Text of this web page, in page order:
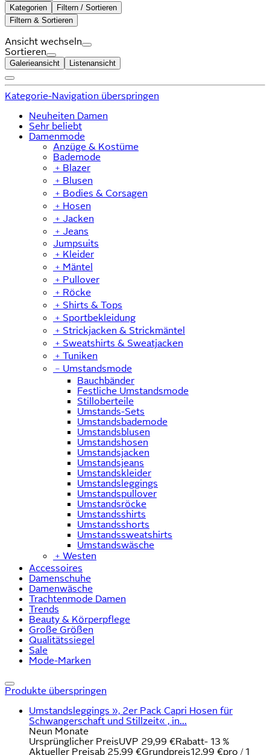
Kategorien
Filtern / Sortieren
Filtern & Sortieren
Ansicht wechseln
Sortieren
Galerieansicht Listenansicht
Kategorie-Navigation überspringen
Neuheiten Damen
Sehr beliebt
Damenmode
Anzüge & Kostüme
Bademode
﹢ Blazer
﹢ Blusen
﹢ Bodies & Corsagen
﹢ Hosen
﹢ Jacken
﹢ Jeans
Jumpsuits
﹢ Kleider
﹢ Mäntel
﹢ Pullover
﹢ Röcke
﹢ Shirts & Tops
﹢ Sportbekleidung
﹢ Strickjacken & Strickmäntel
﹢ Sweatshirts & Sweatjacken
﹢ Tuniken
﹣ Umstandsmode
Bauchbänder
Festliche Umstandsmode
Stilloberteile
Umstands-Sets
Umstandsbademode
Umstandsblusen
Umstandshosen
Umstandsjacken
Umstandsjeans
Umstandskleider
Umstandsleggings
Umstandspullover
Umstandsröcke
Umstandsshirts
Umstandsshorts
Umstandssweatshirts
Umstandswäsche
﹢ Westen
Accessoires
Damenschuhe
Damenwäsche
Trachtenmode Damen
Trends
Beauty & Körperpflege
Große Größen
Qualitätssiegel
Sale
Mode-Marken
Produkte überspringen
Umstandsleggings », 2er Pack Capri Hosen für
Schwangerschaft und Stillzeit« , in...
Neun Monate
Ursprünglicher PreisUVP 29,99 €Rabatt- 13 %
Aktueller Preisab 25,99 €Grundpreis12,99 €pro / 1